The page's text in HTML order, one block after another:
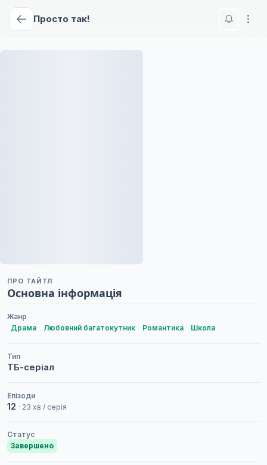
Просто так!
ПРО ТАЙТЛ
Основна інформація
Жанр
Драма
Любовний багатокутник Романтика Школа
Тип
ТБ-серіал
Епізоди
12 · 23 хв / серія
Статус
Завершено